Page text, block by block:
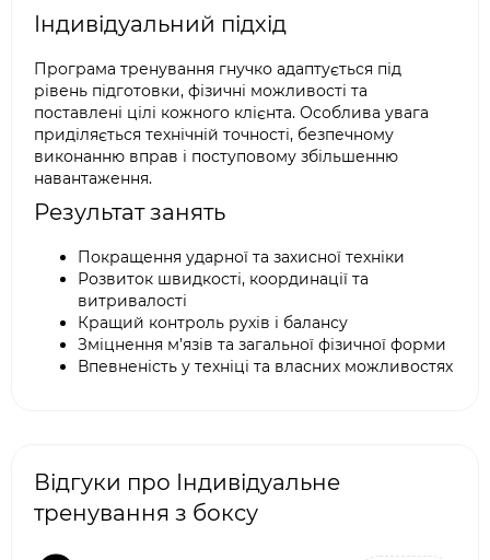
Індивідуальний підхід
Програма тренування гнучко адаптується під
рівень підготовки, фізичні можливості та
поставлені цілі кожного клієнта. Особлива увага
приділяється технічній точності, безпечному
виконанню вправ і поступовому збільшенню
навантаження.
Результат занять
Покращення ударної та захисної техніки
Розвиток швидкості, координації та
витривалості
Кращий контроль рухів і балансу
Зміцнення м’язів та загальної фізичної форми
Впевненість у техніці та власних можливостях
Відгуки про Індивідуальне
тренування з боксу